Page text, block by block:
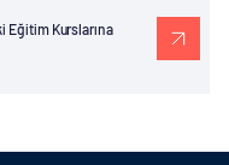
Eğitim Kurslarına